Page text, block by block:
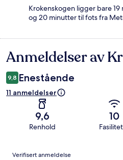
Krokenskogen ligger bare
og 20 minutter til fots fra
Anmeldelser
Anmeldelser av
9,8 Enestående
11 anmeldelser
9,6
Renhold
10
Anmeldelser
Verifisert anmeldelse